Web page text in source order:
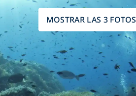
MOSTRAR LAS 3 FOTOS